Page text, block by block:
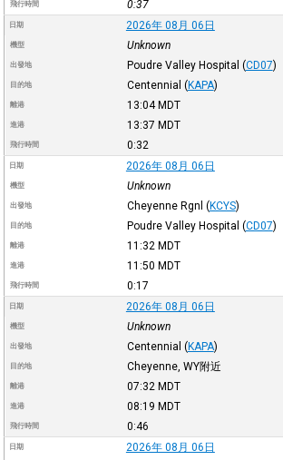
飛行時間 0:37
日期 2026年 08月 06日
機型 Unknown
出發地 Poudre Valley Hospital (CD07)
目的地 Centennial (KAPA)
離港 13:04MDT
進港 13:37 MDT
飛行時間 0:32
日期 2026年 08月 06日
機型 Unknown
出發地 Cheyenne Rgnl (KCYS)
目的地 Poudre Valley Hospital (CD07)
離港 11:32 MDT
進港 11:50 MDT
飛行時間 0:17
日期 2026年 08月 06日
機型 Unknown
出發地 Centennial (KAPA)
目的地 Cheyenne, WY附近
離港 07:32 MDT
進港 08:19 MDT
飛行時間 0:46
日期 2026年 08月 06日